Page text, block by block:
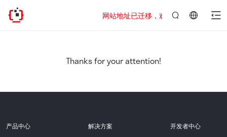
网站地址已迁移，欢迎访问新址：
Thanks for your attention!
产品中心 解决方案 开发者中心